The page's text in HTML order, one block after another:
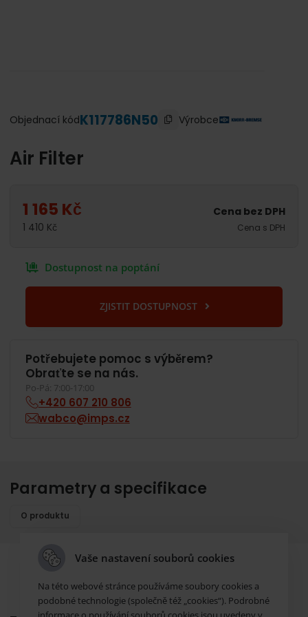
Objednací kódK117786N50 Výrobce
Air Filter
Cena bez DPH
1 165 Kč
Cena s DPH
1 410 Kč
Dostupnost na poptání
ZJISTIT DOSTUPNOST
Potřebujete pomoc s výběrem?
Obraťte se na nás.
Po-Pá: 7:00-17:00
+420 607 210 806
wabco@imps.cz
Parametry a specifikace
O produktu
Vaše nastavení souborů cookies
Na této webové stránce používáme soubory cookies a
podobné technologie (společně též „cookies“). Podrobné